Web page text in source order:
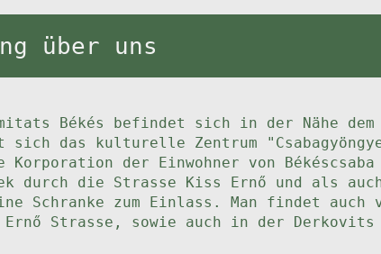
über uns
Békés befindet sich in der Nähe
sich das kulturelle Zentrum
Korporation der Einwohner von
durch die Strasse Kiss Ernő und als
Schranke zum Einlass. Man findet
Strasse, sowie auch in der